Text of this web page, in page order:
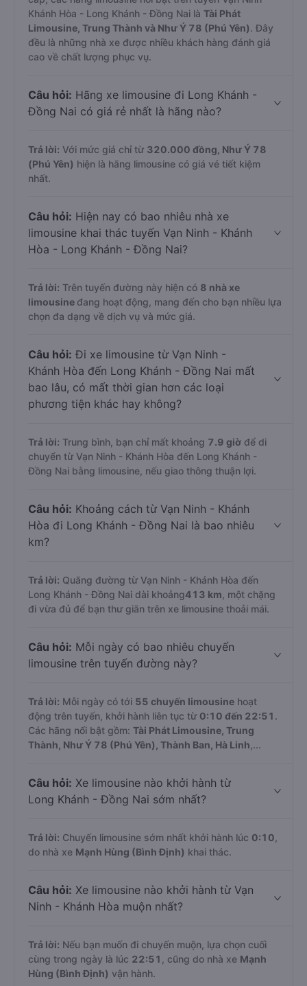
Khánh Hòa - Long Khánh - Đồng Nai là Tài Phát
Limousine, Trung Thành và Như Ý 78 (Phú Yên). Đây
đều là những nhà xe được nhiều khách hàng đánh giá
cao về chất lượng phục vụ.
Câu hỏi: Hãng xe limousine đi Long Khánh -
Đồng Nai có giá rẻ nhất là hãng nào?
Trả lời: Với mức giá chỉ từ 320.000 đồng, Như Ý 78
(Phú Yên) hiện là hãng limousine có giá vé tiết kiệm
nhất.
Câu hỏi: Hiện nay có bao nhiêu nhà xe
limousine khai thác tuyến Vạn Ninh - Khánh
Hòa - Long Khánh - Đồng Nai?
Trả lời: Trên tuyến đường này hiện có 8 nhà xe
limousine đang hoạt động, mang đến cho bạn nhiều lựa
chọn đa dạng về dịch vụ và mức giá.
Câu hỏi: Đi xe limousine từ Vạn Ninh -
Khánh Hòa đến Long Khánh - Đồng Nai mất
bao lâu, có mất thời gian hơn các loại
phương tiện khác hay không?
Trả lời: Trung bình, bạn chỉ mất khoảng 7.9 giờ để di
chuyển từ Vạn Ninh - Khánh Hòa đến Long Khánh -
Đồng Nai bằng limousine, nếu giao thông thuận lợi.
Câu hỏi: Khoảng cách từ Vạn Ninh - Khánh
Hòa đi Long Khánh - Đồng Nai là bao nhiêu
km?
Trả lời: Quãng đường từ Vạn Ninh - Khánh Hòa đến
Long Khánh - Đồng Nai dài khoảng413 km , một chặng
đi vừa đủ để bạn thư giãn trên xe limousine thoải mái.
Câu hỏi: Mỗi ngày có bao nhiêu chuyến
limousine trên tuyến đường này?
Trả lời: Mỗi ngày có tới 55 chuyến limousine hoạt
động trên tuyến, khởi hành liên tục từ 0:10 đến 22:51 .
Các hãng nổi bật gồm: Tài Phát Limousine, Trung
Thành, Như Ý 78 (Phú Yên), Thành Ban, Hà Linh ,...
Câu hỏi: Xe limousine nào khởi hành từ
Long Khánh - Đồng Nai sớm nhất?
Trả lời: Chuyến limousine sớm nhất khởi hành lúc 0:10
do nhà xe Mạnh Hùng (Bình Định) khai thác.
Câu hỏi: Xe limousine nào khởi hành từ Vạn
Ninh - Khánh Hòa muộn nhất?
Trả lời: Nếu bạn muốn đi chuyến muộn, lựa chọn cuối
cùng trong ngày là lúc 22:51 , cũng do nhà xe Mạnh
Hùng (Bình Định) vận hành.